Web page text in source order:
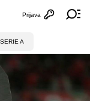
Otvori
Prijava
A